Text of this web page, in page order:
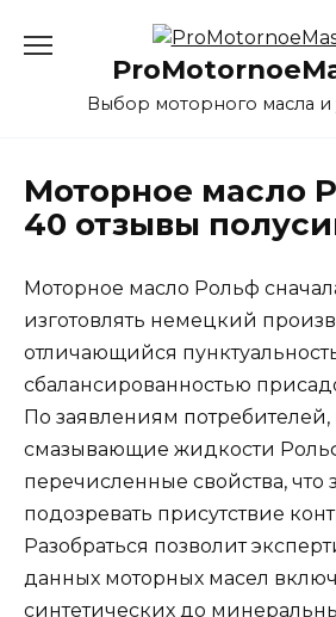
содержанию
Выбор моторного масла и
Моторное масло
40 отзывы
Моторное масло Рольф
изготовлять немецкий
отличающийся
сбалансированностью
По заявлениям потребителей,
смазывающие жидкости
перечисленные свойства, что
подозревать присутствие
Разобраться позволит
данных моторных масел
синтетических до